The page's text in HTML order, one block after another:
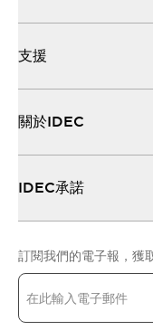
支援
關於IDEC
IDEC承諾
訂閱我們的電子報，獲